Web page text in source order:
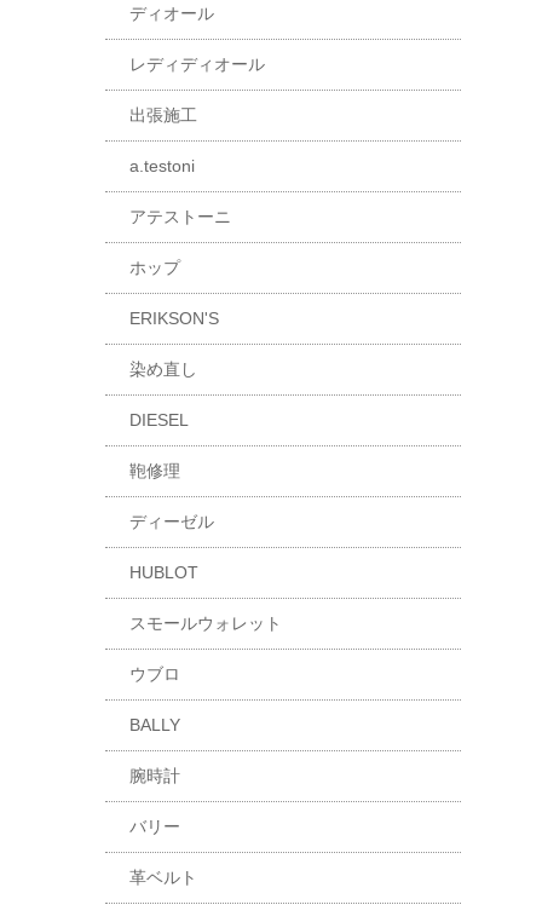
ディオール
レディディオール
出張施工
a.testoni
アテストーニ
ホップ
ERIKSON'S
染め直し
DIESEL
鞄修理
ディーゼル
HUBLOT
スモールウォレット
ウブロ
BALLY
腕時計
バリー
革ベルト